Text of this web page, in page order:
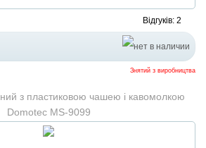
Відгуків: 2
Знятий з виробництва
з пластиковою чашею і кавомолкою
Domotec MS-9099